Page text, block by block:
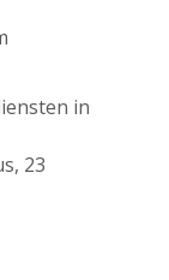
in
23